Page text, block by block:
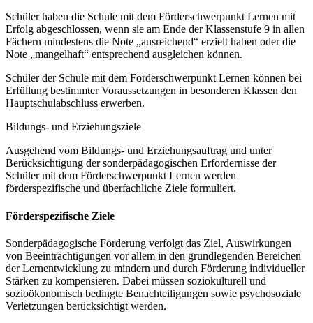
Schüler haben die Schule mit dem Förderschwerpunkt Lernen mit
Erfolg abgeschlossen, wenn sie am Ende der Klassenstufe 9 in allen
Fächern mindestens die Note „ausreichend“ erzielt haben oder die
Note „mangelhaft“ entsprechend ausgleichen können.
Schüler der Schule mit dem Förderschwerpunkt Lernen können bei
Erfüllung bestimmter Voraussetzungen in besonderen Klassen den
Hauptschulabschluss erwerben.
Bildungs- und Erziehungsziele
Ausgehend vom Bildungs- und Erziehungsauftrag und unter
Berücksichtigung der sonderpädagogischen Erfordernisse der
Schüler mit dem Förderschwerpunkt Lernen werden
förderspezifische und überfachliche Ziele formuliert.
Förderspezifische Ziele
Sonderpädagogische Förderung verfolgt das Ziel, Auswirkungen
von Beeinträchtigungen vor allem in den grundlegenden Bereichen
der Lernentwicklung zu mindern und durch Förderung individueller
Stärken zu kompensieren. Dabei müssen soziokulturell und
sozioökonomisch bedingte Benachteiligungen sowie psychosoziale
Verletzungen berücksichtigt werden.